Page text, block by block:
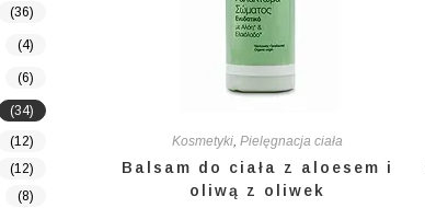
Kosmetyki,Pielęgnacja ciała
Balsam do ciała z aloesem i
oliwą z oliwek
(36)
(4)
(6)
(34)
(12)
(12)
(8)